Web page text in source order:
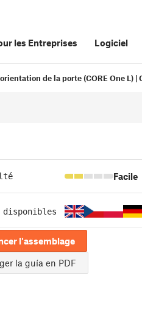
les Entreprises Logiciel
de la porte (CORE One L) |
Facile
disponibles
l'assemblage
la guía en PDF